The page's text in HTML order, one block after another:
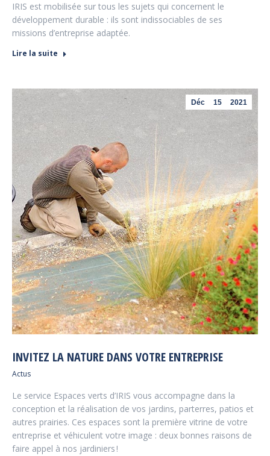
IRIS est mobilisée sur tous les sujets qui concernent le
développement durable : ils sont indissociables de ses
missions d’entreprise adaptée.
Lire la suite
Déc 15 2021
INVITEZ LA NATURE DANS VOTRE ENTREPRISE
Actus
Le service Espaces verts d’IRIS vous accompagne dans la
conception et la réalisation de vos jardins, parterres, patios et
autres prairies. Ces espaces sont la première vitrine de votre
entreprise et véhiculent votre image : deux bonnes raisons de
faire appel à nos jardiniers !